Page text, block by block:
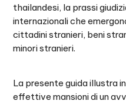
thailandesi, la prassi
internazionali che
cittadini stranieri, beni
minori stranieri.
La presente guida illustra
effettive mansioni di un